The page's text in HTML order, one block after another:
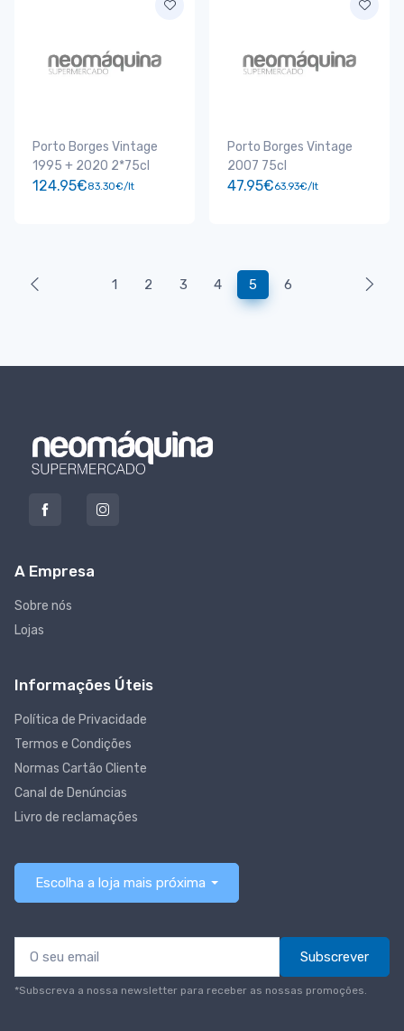
Porto Borges Vintage
1995 + 2020 2*75cl
124.95€83.30€/lt
Porto Borges Vintage
2007 75cl
47.95€63.93€/lt
1 2 3 4 5 6
A Empresa
Sobre nós
Lojas
Informações Úteis
Política de Privacidade
Termos e Condições
Normas Cartão Cliente
Canal de Denúncias
Livro de reclamações
Escolha a loja mais próxima
Subscrever
*Subscreva a nossa newsletter para receber as nossas promoções.